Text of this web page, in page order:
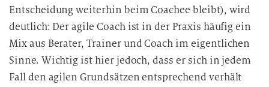
Entscheidung weiterhin beim Coachee bleibt), wird
deutlich: Der agile Coach ist in der Praxis häufig ein
Mix aus Berater, Trainer und Coach im eigentlichen
Sinne. Wichtig ist hier jedoch, dass er sich in jedem
Fall den agilen Grundsätzen entsprechend verhält